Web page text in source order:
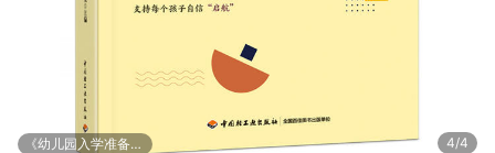
4/4
《幼儿园入学准备适宜性教育》